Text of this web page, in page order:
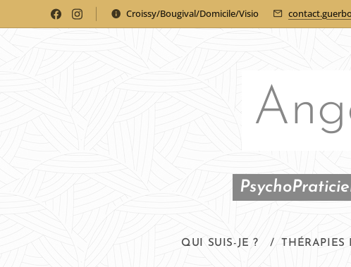
Croissy/Bougival/Domicile/Visio
QUI SUIS-JE ? THÉRAPIES